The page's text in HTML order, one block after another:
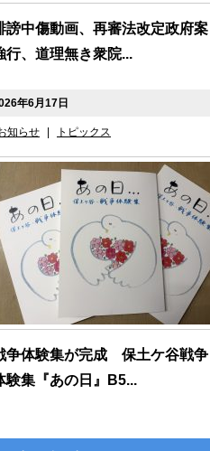
謗中傷動画、再審法改定政府案
行、道理無き衆院...
年6月17日
知らせ トピックス
争体験集が完成 保土ケ谷戦争
験集『あの日』B5...